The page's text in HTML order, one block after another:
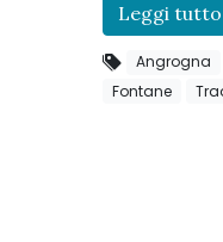
Leggi tutto
Angrogna
Fontane